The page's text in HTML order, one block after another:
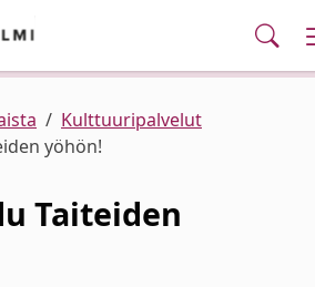
Kulttuuripalvelut
yöhön!
Taiteiden